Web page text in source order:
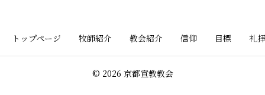
トップページ 牧師紹介 教会紹介 信仰 目標 礼
© 2026 京都宣教教会